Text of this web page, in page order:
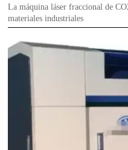
La máquina láser fraccional de
materiales industriales